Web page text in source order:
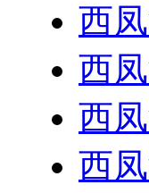
西
西
西
西